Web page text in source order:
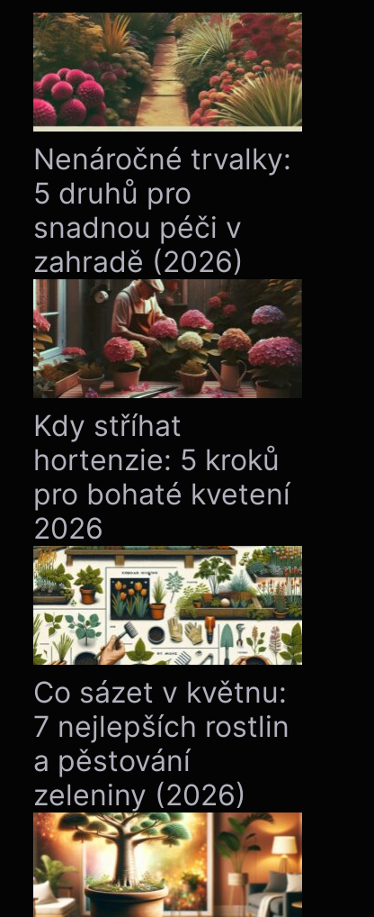
Nenáročné trvalky:
5 druhů pro
snadnou péči v
zahradě (2026)
Kdy stříhat
hortenzie: 5 kroků
pro bohaté kvetení
2026
Co sázet v květnu:
7 nejlepších rostlin
a pěstování
zeleniny (2026)